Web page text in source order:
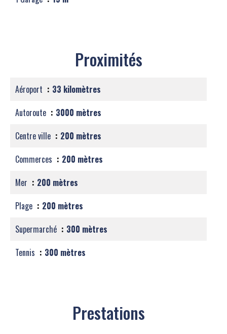
Proximités
Aéroport
33 kilomètres
Autoroute
3000 mètres
Centre ville
200 mètres
Commerces
200 mètres
Mer
200 mètres
Plage
200 mètres
Supermarché
300 mètres
Tennis
300 mètres
Prestations